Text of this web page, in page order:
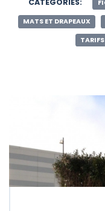
CATEGORIES:
MATS ET DRAPEAUX